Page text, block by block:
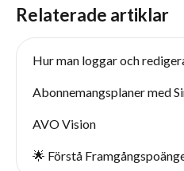
Relaterade artiklar
Hur man loggar och
Abonnemangsplaner med
AVO Vision
🌟 Förstå